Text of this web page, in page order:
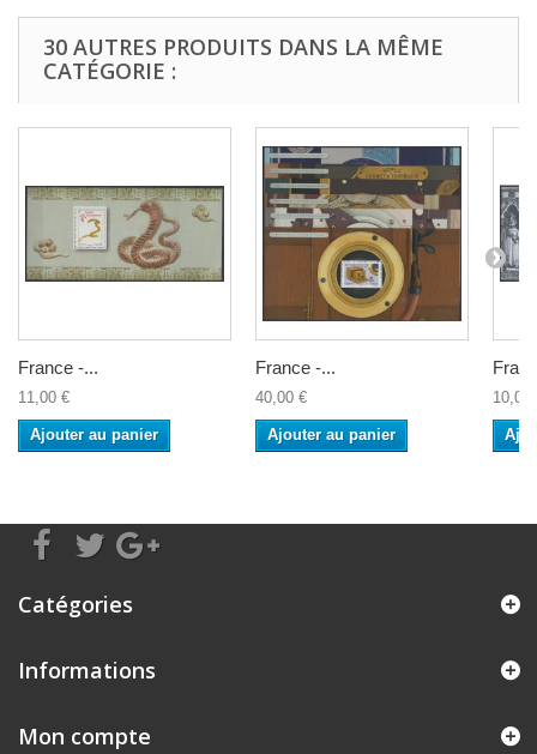
30 AUTRES PRODUITS DANS LA MÊME
CATÉGORIE :
France -...
11,00 €
Ajouter au panier
France -...
40,00 €
Ajouter au panier
10,00
Catégories
Informations
Mon compte